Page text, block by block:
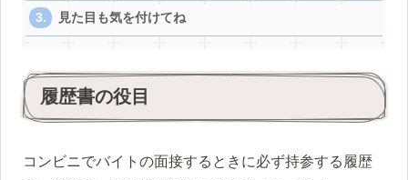
見た目も気を付けてね
履歴書の役目
コンビニでバイトの面接するときに必ず持参する履歴